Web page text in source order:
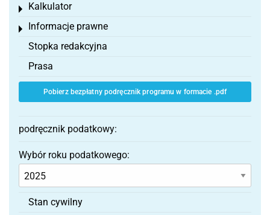
Kalkulator
Toggle menu
Informacje prawne
Toggle menu
Stopka redakcyjna
Prasa
Pobierz bezpłatny podręcznik programu w formacie .pdf
podręcznik podatkowy:
Wybór roku podatkowego:
Stan cywilny